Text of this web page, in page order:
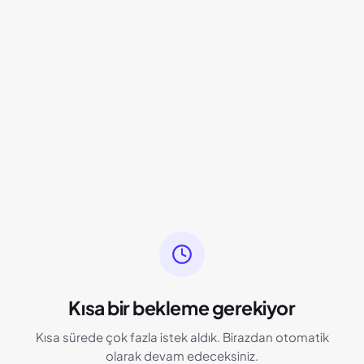
Kısa bir bekleme gerekiyor
Kısa sürede çok fazla istek aldık. Birazdan otomatik
olarak devam edeceksiniz.